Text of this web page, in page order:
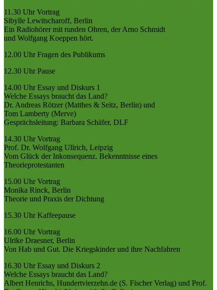
11.30 Uhr Vortrag
Sibylle Lewitscharoff, Berlin
Ein Radiohörer mit runden Ohren, der Arno Schmidt
und Wolfgang Koeppen hört.
12.00 Uhr Fragen des Publikums
12.30 Uhr Pause
14.00 Uhr Essay und Diskurs 1
Welche Essays braucht das Land?
Dr. Andreas Rötzer (Matthes & Seitz, Berlin) und
Tom Lamberty (Merve)
Gesprächsleitung: Barbara Schäfer, DLF
14.30 Uhr Vortrag
Prof. Dr. Wolfgang Ullrich, Leipzig
Vom Glück der Inkonsequenz. Bekenntnisse eines
Theorieprotestanten
15.00 Uhr Vortrag
Monika Rinck, Berlin
Theorie und Praxis der Dichtung
15.30 Uhr Kaffeepause
16.00 Uhr Vortrag
Ulrike Draesner, Berlin
Von Hab und Gut. Die Kriegskinder und ihre Nachfahren
16.30 Uhr Essay und Diskurs 2
Welche Essays braucht das Land?
Albert Henrichs, Hundertvierzehn.de (S. Fischer Verlag) und Prof.